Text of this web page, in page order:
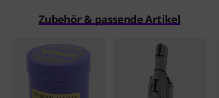
Zubehör & passende Artikel